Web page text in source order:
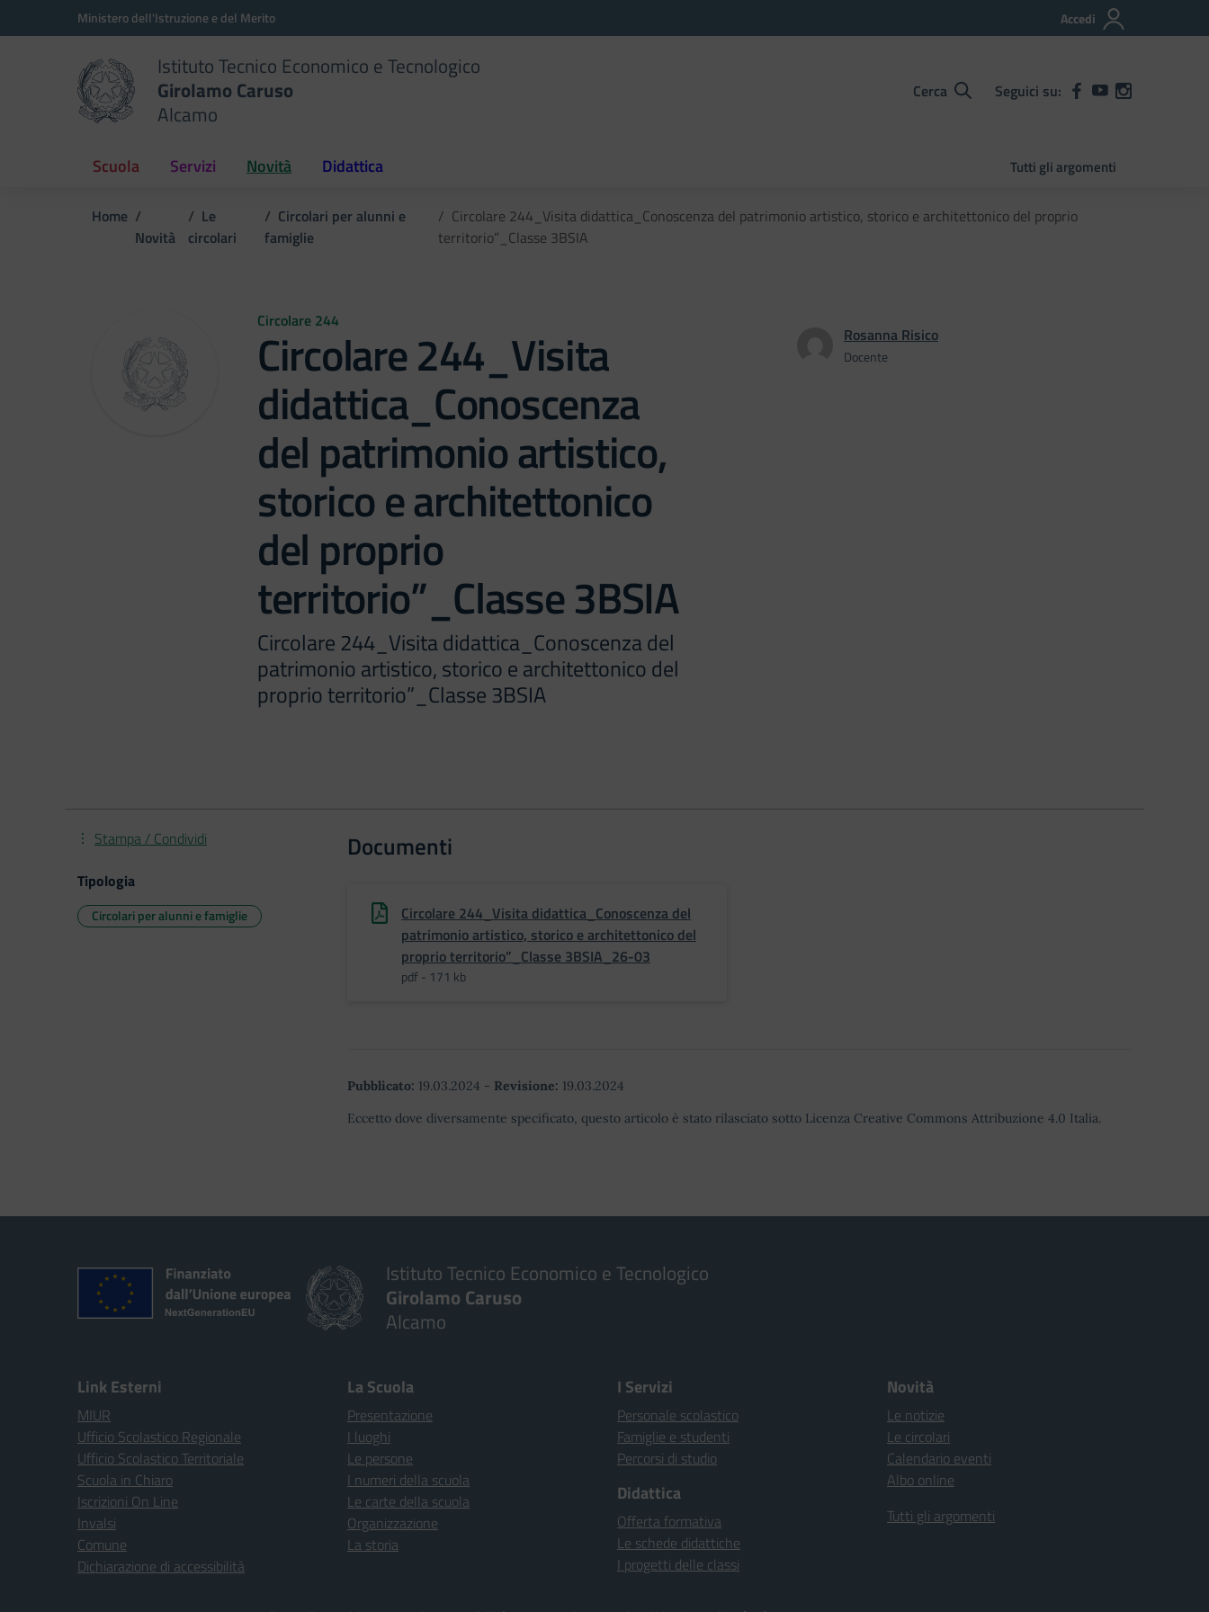
Vai ai contenuti
Vai al menu di navigazioneMinistero dell'Istruzione e del Merito Accedi
Istituto Tecnico Economico e Tecnologico
Girolamo Caruso
Alcamo
Cerca Seguici su:
Scuola Servizi Novità Didattica Tutti gli argomenti
Home
Novità
Le
circolari
Circolari per alunni e
famiglie
Circolare 244_Visita didattica_Conoscenza del patrimonio artistico, storico e architettonico del proprio
territorio”_Classe 3BSIA
Circolare 244
Circolare 244_Visita
didattica_Conoscenza
del patrimonio artistico,
storico e architettonico
del proprio
territorio”_Classe 3BSIA
Circolare 244_Visita didattica_Conoscenza del
patrimonio artistico, storico e architettonico del
proprio territorio”_Classe 3BSIA
Rosanna Risico
Docente
Documenti
Circolare 244_Visita didattica_Conoscenza del
patrimonio artistico, storico e architettonico del
proprio territorio”_Classe 3BSIA_26-03
pdf - 171 kb
Pubblicato: 19.03.2024 - Revisione: 19.03.2024
Eccetto dove diversamente specificato, questo articolo è stato rilasciato sotto Licenza Creative Commons Attribuzione 4.0 Italia.
Stampa / Condividi
Tipologia
Circolari per alunni e famiglie
Istituto Tecnico Economico e Tecnologico
Girolamo Caruso
Alcamo
Link Esterni
MIUR
Ufficio Scolastico Regionale
Ufficio Scolastico Territoriale
Scuola in Chiaro
Iscrizioni On Line
Invalsi
Comune
Dichiarazione di accessibilità
La Scuola
Presentazione
I luoghi
Le persone
I numeri della scuola
Le carte della scuola
Organizzazione
La storia
I Servizi
Personale scolastico
Famiglie e studenti
Percorsi di studio
Didattica
Offerta formativa
Le schede didattiche
I progetti delle classi
Novità
Le notizie
Le circolari
Calendario eventi
Albo online
Tutti gli argomenti